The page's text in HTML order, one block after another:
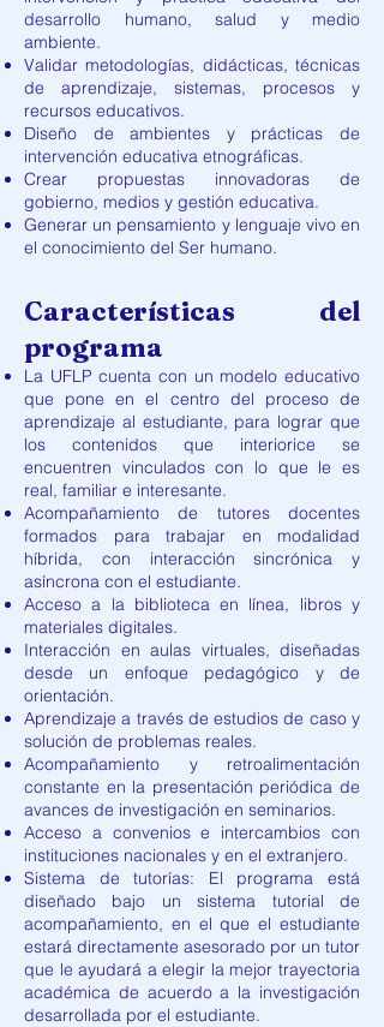
desarrollo humano, salud y medio
ambiente.
Validar metodologías, didácticas, técnicas
de aprendizaje, sistemas, procesos y
recursos educativos.
Diseño de ambientes y prácticas de
intervención educativa etnográficas.
Crear propuestas innovadoras de
gobierno, medios y gestión educativa.
Generar un pensamiento y lenguaje vivo en
el conocimiento del Ser humano.
Características del
programa
La UFLP cuenta con un modelo educativo
que pone en el centro del proceso de
aprendizaje al estudiante, para lograr que
los contenidos que interiorice se
encuentren vinculados con lo que le es
real, familiar e interesante.
Acompañamiento de tutores docentes
formados para trabajar en modalidad
híbrida, con interacción sincrónica y
asíncrona con el estudiante.
Acceso a la biblioteca en línea, libros y
materiales digitales.
Interacción en aulas virtuales, diseñadas
desde un enfoque pedagógico y de
orientación.
Aprendizaje a través de estudios de caso y
solución de problemas reales.
Acompañamiento y retroalimentación
constante en la presentación periódica de
avances de investigación en seminarios.
Acceso a convenios e intercambios con
instituciones nacionales y en el extranjero.
Sistema de tutorías: El programa está
diseñado bajo un sistema tutorial de
acompañamiento, en el que el estudiante
estará directamente asesorado por un tutor
que le ayudará a elegir la mejor trayectoria
académica de acuerdo a la investigación
desarrollada por el estudiante.